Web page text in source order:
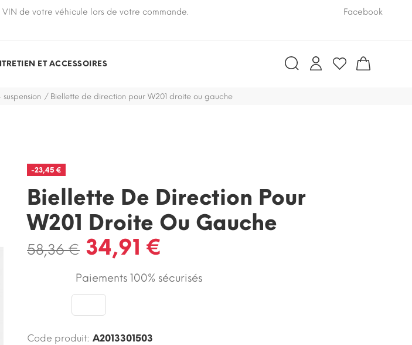
VIN de votre véhicule lors de votre commande. Pensez à nous communiquer le numéro VIN
Facebook
ET ACCESSOIRES
Biellette de direction pour W201 droite ou gauche
-23,45 €
Biellette De Direction Pour
W201 Droite Ou Gauche
58,36 € 34,91 €
Paiements 100% sécurisés
Code produit: A2013301503